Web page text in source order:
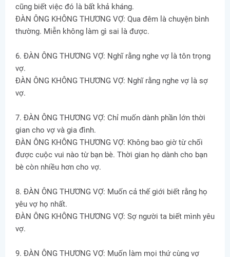
cũng biết việc đó là bất khả kháng.
ĐÀN ÔNG KHÔNG THƯƠNG VỢ: Qua đêm là chuyện bình
thường. Miễn không làm gì sai là được.
6. ĐÀN ÔNG THƯƠNG VỢ: Nghĩ rằng nghe vợ là tôn trọng
vợ.
ĐÀN ÔNG KHÔNG THƯƠNG VỢ: Nghĩ rằng nghe vợ là sợ
vợ.
7. ĐÀN ÔNG THƯƠNG VỢ: Chỉ muốn dành phần lớn thời
gian cho vợ và gia đình.
ĐÀN ÔNG KHÔNG THƯƠNG VỢ: Không bao giờ từ chối
được cuộc vui nào từ bạn bè. Thời gian họ dành cho bạn
bè còn nhiều hơn cho vợ.
8. ĐÀN ÔNG THƯƠNG VỢ: Muốn cả thế giới biết rằng họ
yêu vợ họ nhất.
ĐÀN ÔNG KHÔNG THƯƠNG VỢ: Sợ người ta biết mình yêu
vợ.
9. ĐÀN ÔNG THƯƠNG VỢ: Muốn làm mọi thứ cùng vợ